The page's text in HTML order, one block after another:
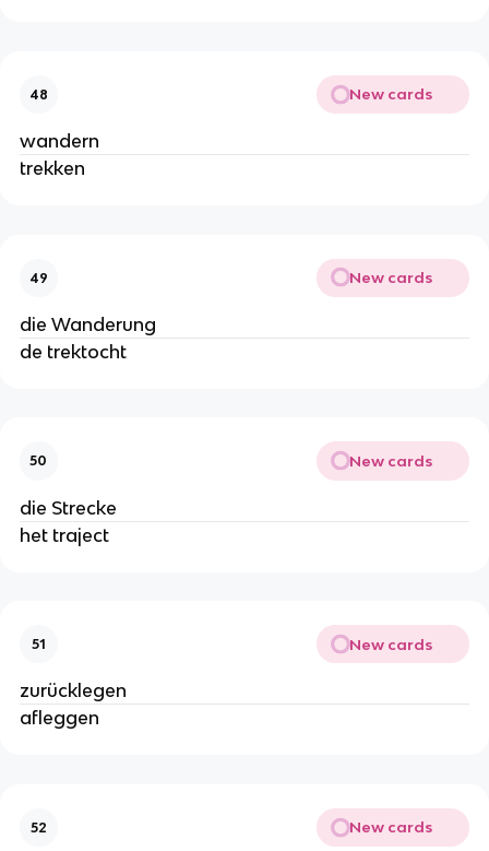
48 New cards
wandern
trekken
49 New cards
die Wanderung
de trektocht
50 New cards
die Strecke
het traject
51 New cards
zurücklegen
afleggen
52 New cards